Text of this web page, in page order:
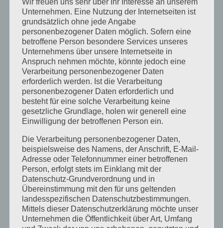
tauschen uns über Material und Aufbau aus.
Vielen Dank nochmal an Holger, der die Aktion
organisiert und durchführt!
Vonbarbara | Aktuelles 0 Kommentare
Share This Story, Choose Your Platform!
Über den Autor:barbara
Unternehmen. Eine Nutzung der Internetseiten ist
grundsätzlich ohne jede Angabe
personenbezogener Daten möglich. Sofern eine
betroffene Person besondere Services unseres
Unternehmens über unsere Internetseite in
Anspruch nehmen möchte, könnte jedoch eine
Verarbeitung personenbezogener Daten
erforderlich werden. Ist die Verarbeitung
personenbezogener Daten erforderlich und
besteht für eine solche Verarbeitung keine
gesetzliche Grundlage, holen wir generell eine
Einwilligung der betroffenen Person ein.
Die Verarbeitung personenbezogener Daten,
beispielsweise des Namens, der Anschrift, E-Mail-
Adresse oder Telefonnummer einer betroffenen
Person, erfolgt stets im Einklang mit der
Datenschutz-Grundverordnung und in
Übereinstimmung mit den für uns geltenden
landesspezifischen Datenschutzbestimmungen.
Mittels dieser Datenschutzerklärung möchte unser
Unternehmen die Öffentlichkeit über Art, Umfang